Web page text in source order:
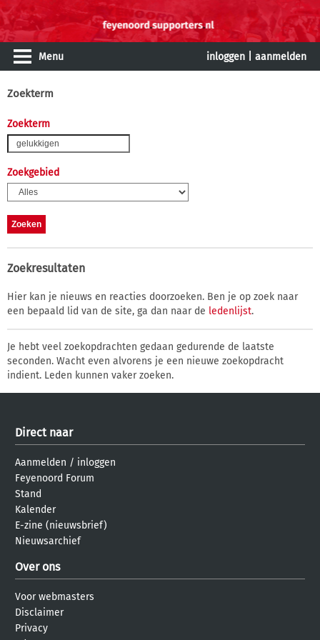
Menu inloggen aanmelden
Zoekterm
Zoekterm
Zoekgebied
Zoekresultaten
Hier kan je nieuws en reacties doorzoeken. Ben je op zoek naar
een bepaald lid van de site, ga dan naar de ledenlijst.
Je hebt veel zoekopdrachten gedaan gedurende de laatste
seconden. Wacht even alvorens je een nieuwe zoekopdracht
indient. Leden kunnen vaker zoeken.
Direct naar
Aanmelden / inloggen
Feyenoord Forum
Stand
Kalender
E-zine (nieuwsbrief)
Nieuwsarchief
Over ons
Voor webmasters
Disclaimer
Privacy